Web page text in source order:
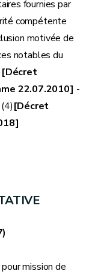
fournies par
compétente
motivée de
notables du
[Décret
22.07.2010] -
[Décret
mission de